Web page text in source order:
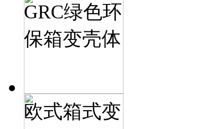
GRC绿色环
保箱变壳体
欧式箱式变